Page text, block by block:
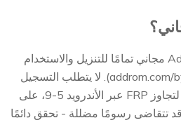
نعم، AddROM Bypass APK مجاني تمامًا للتنزيل والاستخدام
من موقعه الرسمي (addrom.com/bypass). لا يتطلب التسجيل
أو الدفع للوظائف الأساسية لتجاوز FRP عبر الأندرويد 5-9، على
تتقاضى رسومًا مضللة - تحقق دائمًا